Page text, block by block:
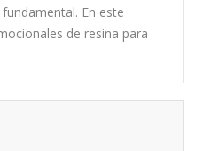
En este
de resina para